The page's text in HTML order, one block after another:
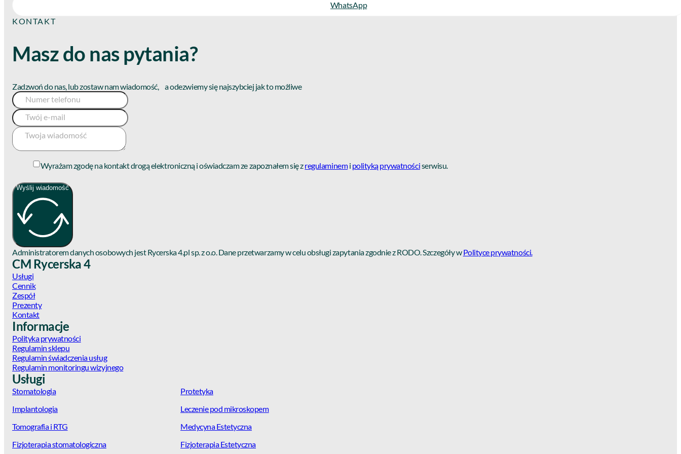
Zadzwoń 783 950 058
WhatsApp
KONTAKT
Masz do nas pytania?
Zadzwoń do nas, lub zostaw nam wiadomość, a odezwiemy się najszybciej jak to możliwe
Wyrażam zgodę na kontakt drogą elektroniczną i oświadczam ze zapoznałem się zregulaminemi polityką prywatnościserwisu.
Wyślij wiadomość
Administratorem danych osobowych jest Rycerska 4.pl sp. z o.o. Dane przetwarzamy w celu obsługi zapytania zgodnie z RODO. Szczegóły wPolityce prywatności.
CM Rycerska 4
Usługi
Cennik
Zespół
Prezenty
Kontakt
Informacje
Polityka prywatności
Regulamin sklepu
Regulamin świadczenia usług
Regulamin monitoringu wizyjnego
Usługi
Stomatologia
Protetyka
Implantologia
Leczenie pod mikroskopem
Tomografia i RTG
Medycyna Estetyczna
Fizjoterapia stomatologiczna
Fizjoterapia Estetyczna